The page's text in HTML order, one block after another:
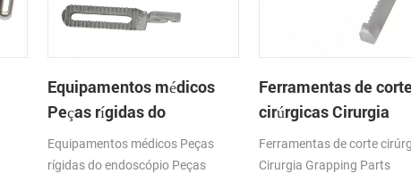
Equipamentos médicos
Peças rígidas do
endoscópio Peças
cirúrgicas Micro Forceps
Equipamentos médicos Peças
rígidas do endoscópio Peças
Ferramentas de corte
cirúrgicas Cirurgia
Grapping Parts
Ferramentas de corte
Cirurgia Grapping Parts